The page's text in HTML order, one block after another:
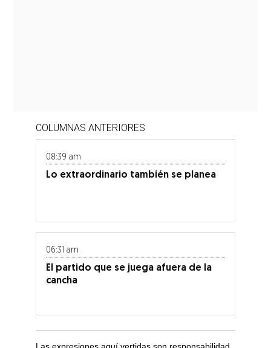
COLUMNAS ANTERIORES
08:39 am
Lo extraordinario también se planea
06:31 am
El partido que se juega afuera de la
cancha
Las expresiones aquí vertidas son responsabilidad